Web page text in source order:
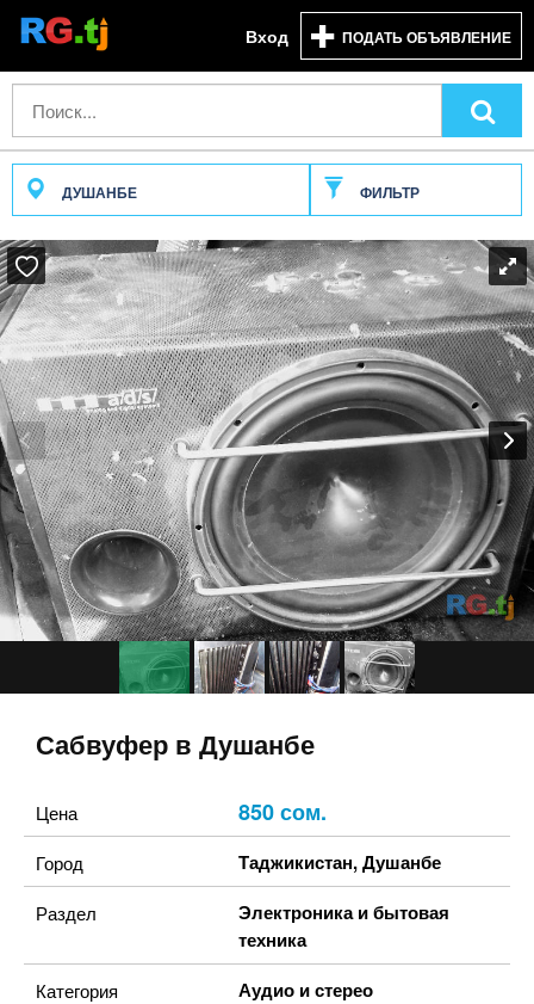
Вход ПОДАТЬ ОБЪЯВЛЕНИЕ
ДУШАНБЕ ФИЛЬТР
Сабвуфер в Душанбе
Цена 850 сом.
Город Таджикистан,Душанбе
Раздел
Электроника и бытовая
техника
Категория Аудио и стерео